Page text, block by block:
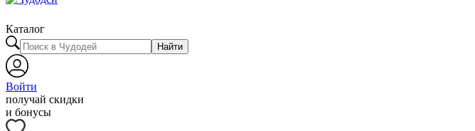
Каталог
Найти
Войти
получай скидки
и бонусы